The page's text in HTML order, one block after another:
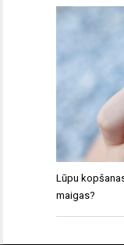
Lūpu
maigas?